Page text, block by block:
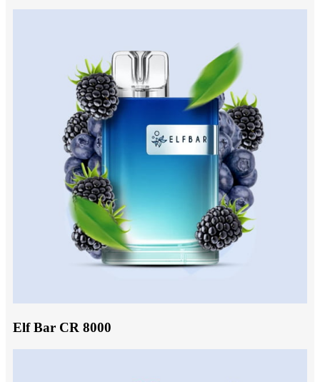
Elf Bar CR 8000